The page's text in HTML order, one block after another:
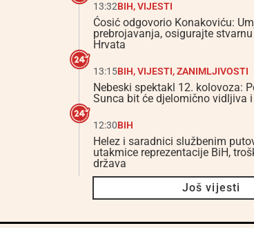
13:32BIH,VIJESTI
Ćosić odgovorio Konakoviću:
prebrojavanja, osigurajte
Hrvata
13:15BIH,VIJESTI,ZANIMLJIVOSTI
Nebeski spektakl 12. kolovoza:
Sunca bit će djelomično vidljiva i
12:30BIH
Helez i saradnici službenim
utakmice reprezentacije BiH,
država
Još vijesti